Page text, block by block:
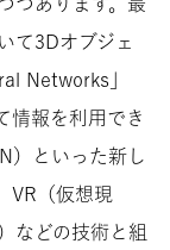
て3Dオブジェ
Networks」
情報を利用でき
）といった新し
VR（仮想現
などの技術と組